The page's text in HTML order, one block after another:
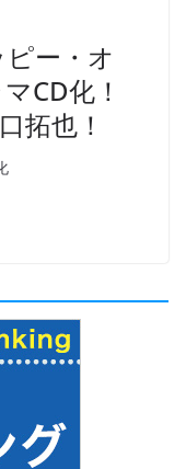
ー・オ
CD化！
拓也！